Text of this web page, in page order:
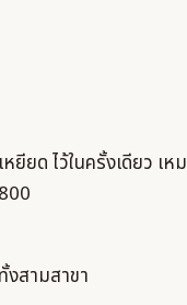
ยด ไว้ในครั้งเดียว เ
สามสาขา